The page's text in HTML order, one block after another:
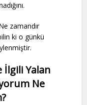
zamandır
ki o günkü
İlgili Yalan
Ne